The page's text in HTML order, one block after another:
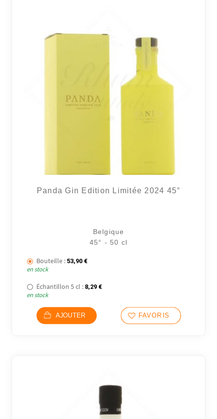
Panda Gin Edition Limitée 2024 45°
Belgique
45° - 50 cl
Bouteille : 53,90 €
en stock
Échantillon 5 cl : 8,29 €
en stock
AJOUTER FAVORIS